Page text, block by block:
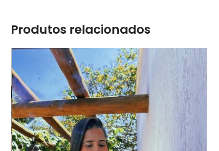
Jardim
Vermelho
276
quantidade
Produtos relacionados